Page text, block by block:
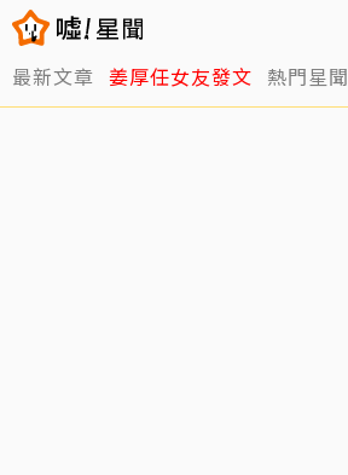
最新文章 姜厚任女友發文 熱門星聞